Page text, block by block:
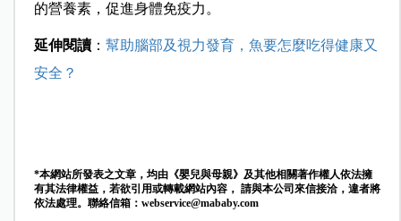
的營養素，促進身體免疫力。
延伸閱讀： 幫助腦部及視力發育，魚要怎麼吃得健康又
安全？
*本網站所發表之文章，均由《嬰兒與母親》及其他相關著作權人依法擁
有其法律權益，若欲引用或轉載網站內容， 請與本公司來信接洽，違者將
依法處理。聯絡信箱： webservice@mababy.com